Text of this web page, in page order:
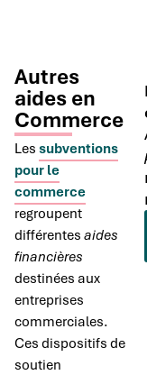
Autres
aides en
Commerce
Les subventions
pour le
commerce
regroupent
différentes aides
financières
destinées aux
entreprises
commerciales.
Ces dispositifs de
soutien